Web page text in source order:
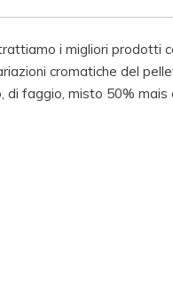
i migliori prodotti
cromatiche del
faggio, misto 50% mais